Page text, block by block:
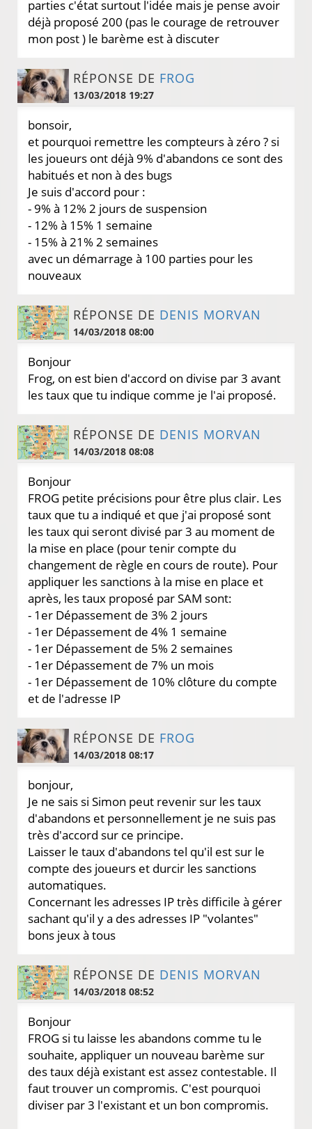
parties c'état surtout l'idée mais je pense avoir
déjà proposé 200 (pas le courage de retrouver
mon post ) le barème est à discuter
RÉPONSE DE FROG
13/03/2018 19:27
bonsoir,
et pourquoi remettre les compteurs à zéro ? si
les joueurs ont déjà 9% d'abandons ce sont des
habitués et non à des bugs
Je suis d'accord pour :
- 9% à 12% 2 jours de suspension
- 12% à 15% 1 semaine
- 15% à 21% 2 semaines
avec un démarrage à 100 parties pour les
nouveaux
RÉPONSE DE DENIS MORVAN
14/03/2018 08:00
Bonjour
Frog, on est bien d'accord on divise par 3 avant
les taux que tu indique comme je l'ai proposé.
RÉPONSE DE DENIS MORVAN
14/03/2018 08:08
Bonjour
FROG petite précisions pour être plus clair. Les
taux que tu a indiqué et que j'ai proposé sont
les taux qui seront divisé par 3 au moment de
la mise en place (pour tenir compte du
changement de règle en cours de route). Pour
appliquer les sanctions à la mise en place et
après, les taux proposé par SAM sont:
- 1er Dépassement de 3% 2 jours
- 1er Dépassement de 4% 1 semaine
- 1er Dépassement de 5% 2 semaines
- 1er Dépassement de 7% un mois
- 1er Dépassement de 10% clôture du compte
et de l'adresse IP
RÉPONSE DE FROG
14/03/2018 08:17
bonjour,
Je ne sais si Simon peut revenir sur les taux
d'abandons et personnellement je ne suis pas
très d'accord sur ce principe.
Laisser le taux d'abandons tel qu'il est sur le
compte des joueurs et durcir les sanctions
automatiques.
Concernant les adresses IP très difficile à gérer
sachant qu'il y a des adresses IP "volantes"
bons jeux à tous
RÉPONSE DE DENIS MORVAN
14/03/2018 08:52
Bonjour
FROG si tu laisse les abandons comme tu le
souhaite, appliquer un nouveau barème sur
des taux déjà existant est assez contestable. Il
faut trouver un compromis. C'est pourquoi
diviser par 3 l'existant et un bon compromis.